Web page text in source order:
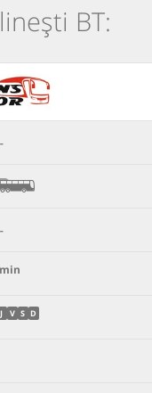
BT:
-
-
min
J V S D